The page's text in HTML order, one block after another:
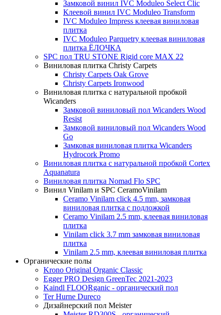
Замковой винил IVC Moduleo Select Clic
Клеевой винил IVC Moduleo Transform
IVC Moduleo Impress клеевая виниловая
плитка
IVC Moduleo Parquetry клеевая виниловая
плитка ЁЛОЧКА
SPC пол TRU STONE Rigid core MAX 22
Виниловая плитка Christy Carpets
Christy Carpets Oak Grove
Christy Carpets Ironwood
Виниловая плитка с натуральной пробкой
Wicanders
Замковой виниловый пол Wicanders Wood
Resist
Замковой виниловый пол Wicanders Wood
Go
Замковая виниловая плитка Wicanders
Hydrocork Promo
Виниловая плитка с натуральной пробкой Cortex
Aquanatura
Виниловая плитка Nomad Flo SPC
Винил Vinilam и SPC CeramoVinilam
Ceramo Vinilam click 4.5 mm, замковая
виниловая плитка с подложкой
Ceramo Vinilam 2.5 mm, клеевая виниловая
плитка
Vinilam click 3.7 mm замковая виниловая
плитка
Vinilam 2.5 mm, клеевая виниловая плитка
Органические полы
Krono Original Organic Classic
Egger PRO Design GreenTec 2021-2023
Kaindl FLOORganic - органический пол
Ter Hurne Dureco
Дизайнерский пол Meister